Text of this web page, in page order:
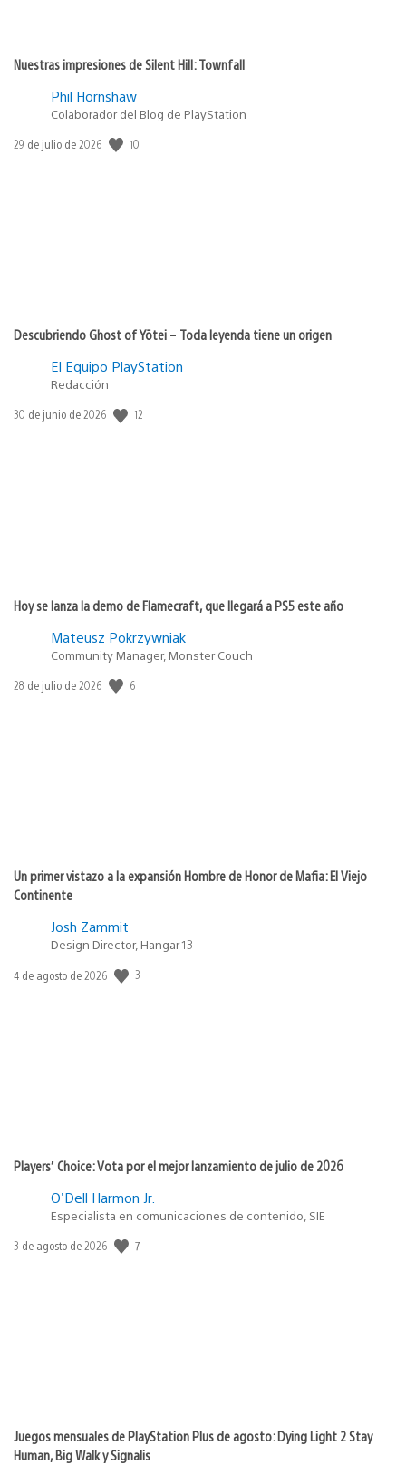
Nuestras impresiones de Silent Hill: Townfall
Phil Hornshaw
Colaborador del Blog de PlayStation
Fecha
29 de julio de 2026 10
Descubriendo Ghost of Yōtei – Toda leyenda tiene un origen
El Equipo PlayStation
Redacción
Fecha
30 de junio de 2026 12
Hoy se lanza la demo de Flamecraft, que llegará a PS5 este año
Mateusz Pokrzywniak
Community Manager, Monster Couch
Fecha
28 de julio de 2026 6
Un primer vistazo a la expansión Hombre de Honor de Mafia: El Viejo
Continente
Josh Zammit
Design Director, Hangar 13
Fecha
4 de agosto de 2026 3
Players’ Choice: Vota por el mejor lanzamiento de julio de 2026
O'Dell Harmon Jr.
Especialista en comunicaciones de contenido, SIE
Fecha
3 de agosto de 2026 7
Juegos mensuales de PlayStation Plus de agosto: Dying Light 2 Stay
Human, Big Walk y Signalis